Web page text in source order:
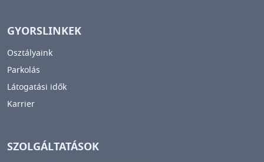
GYORSLINKEK
Osztályaink
Parkolás
Látogatási idők
Karrier
SZOLGÁLTATÁSOK